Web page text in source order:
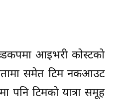
आइभरी कोस्टको
समेत टिम नकआउट
टिमको यात्रा समूह